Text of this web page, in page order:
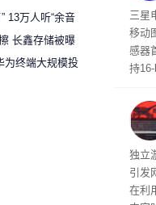
传
三星
移动
感器
持
文
独立
引发
在利
13万人听“余音
长鑫存储被曝
出研发基地
为终端大规模投